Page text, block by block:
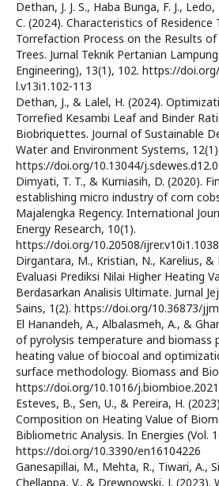
Dethan, J. J. S., Haba Bunga, F. J.,
C. (2024). Characteristics of
Torrefaction Process on the Results of
Trees. Jurnal Teknik Pertanian
Engineering), 13(1), 102. https://
l.v13i1.102-113
Dethan, J., & Lalel, H. (2024).
Torrefied Kesambi Leaf and Binder
Biobriquettes. Journal of Sustainable
Water and Environment Systems,
https://doi.org/10.13044/
Dimyati, T. T., & Kurniasih, D. (2020).
establishing micro industry of corn
Majalengka Regency. International
Energy Research, 10(1).
https://doi.org/10.20508/
Dirgantara, M., Kristian, N., Karelius, &
Evaluasi Prediksi Nilai Higher Heating
Berdasarkan Analisis Ultimate. Jurnal
Sains, 1(2). https://doi.org/10.36873/
El Hanandeh, A., Albalasmeh, A., &
of pyrolysis temperature and biomass
heating value of biocoal and
surface methodology. Biomass and
https://doi.org/10.1016/
Esteves, B., Sen, U., & Pereira, H.
Composition on Heating Value of
Bibliometric Analysis. In Energies (Vol.
https://doi.org/10.3390/en16104226
Ganesapillai, M., Mehta, R., Tiwari, A.,
Chellappa, V., & Drewnowski, J.